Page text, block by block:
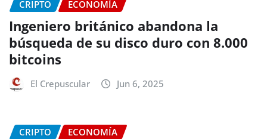
CRIPTO ECONOMÍA
Ingeniero británico abandona la
búsqueda de su disco duro con 8.000
bitcoins
El Crepuscular Jun 6, 2025
CRIPTO ECONOMÍA